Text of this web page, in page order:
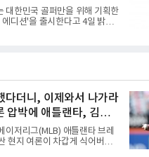
이 자동으로 반영된다. 앱 내 리
신의 스코어와 현재 순위를 실
디는 이번 대회를
명에게도 골프장갑을 증정한다.
대한민국 골퍼만을 위해 기획한
디션'을 출시한다고 4일 밝혔
탕으로 흑색과 청색, 홍색을 절
치해 대한민국의 정체성을 표
'81'을 새겼다. 측면에는 건곤
한 전용 얼라인먼트가 적용됐
hjh@maniareport.com
다더니, 이제와서 나가라
압박에 애틀랜타, 김하
이저리그(MLB) 애틀랜타 브레
현지 여론이 차갑게 식어버렸